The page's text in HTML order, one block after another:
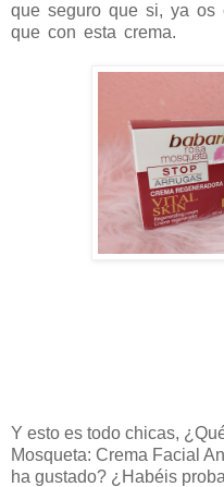
que seguro que si, ya
que con esta crema.
Y esto es todo chicas,
Mosqueta: Crema Facial
ha gustado? ¿Habéis